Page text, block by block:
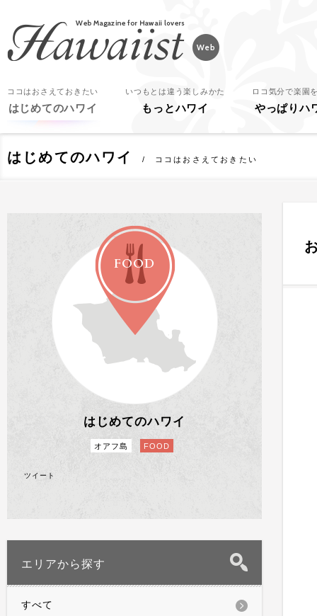
ココはおさえておきたい
はじめてのハワイ
いつもとは違う楽しみかた
もっとハワイ
ロコ気分で楽園
やっぱりハ
はじめてのハワイ ココはおさえておきたい
FOOD
はじめてのハワイ
オアフ島 FOOD
ツイート
エリアから探す
すべて